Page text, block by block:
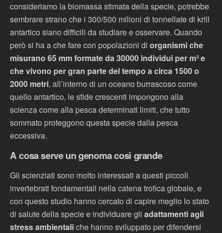
consideriamo la biomassa stimata della specie, potrebbe
sembrare strano che i 300/500 milioni di tonnellate di krill
antartico siano difficili da studiare e osservare. Quando
però si ha a che fare con popolazioni di organismi che
misurano 65 mm formate da 30000 individui per m³ e
che vivono per gran parte del tempo a circa 1500 o
2000 metri, all’interno di un oceano burrascoso come
quello antartico, le sfide crescenti impongono alla
scienza come alla pesca determinati limiti, che tutto
sommato proteggono questa specie dalla pesca
eccessiva.
A cosa serve un genoma così grande
Gli scienziati sono molto interessati a questi piccoli
invertebrati fondamentali nella catena trofica globale, e
con questo studio hanno cercato di capire meglio lo stato
di salute della specie e individuare gli adattamenti agli
stress ambientaliche hanno sviluppato per difendersi